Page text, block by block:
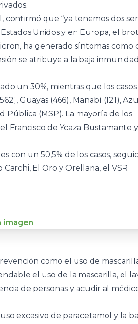
confirmó que “ya tenemos dos
Unidos y en Europa, el
ha generado síntomas como
se atribuye a la baja
un 30%, mientras que los casos
Guayas (466), Manabí (121),
Pública (MSP). La mayoría de los
Francisco de Ycaza Bustamante y
con un 50,5% de los casos,
Carchi, El Oro y Orellana, el VSR
como el uso de
el uso de la mascarilla, el
de personas y acudir al
excesivo de paracetamol y la